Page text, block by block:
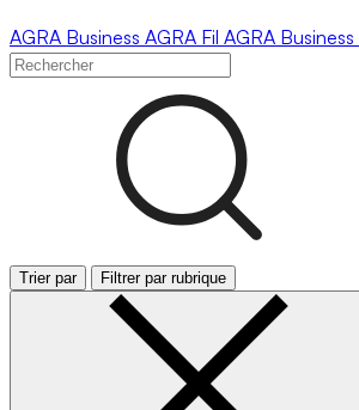
AGRA Business AGRA Fil AGRA Business
Trier par Filtrer par rubrique